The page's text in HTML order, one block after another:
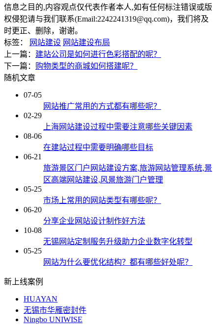
信息之目的,内容观点仅代表作者本人,如有任何标注错误或版
权侵犯请与我们联系(Email:2242241319@qq.com)，我们将及
时更正、删除，谢谢。
标签：
网站建设 网站建设布局
上一篇： 建站公司是如何进行色彩搭配的呢？
下一篇： 购物类型的商城如何搭建呢？
随机文章
07-05
网站推广常用的方式都有哪些呢？
02-29
上海网站建设过程中需要注意哪些关键因素
08-06
在建站过程中需要明确哪些目标
06-21
旅游景区门户网站建设方案,旅游网站管理系统,景
区高端网站建设,风景旅游门户管理
05-25
市场上常用的网站类型有哪些呢？
06-20
分享企业网站设计制作好方法
10-08
无锡网站定制服务升级助力企业数字化转型
05-25
网站为什么要优化结构？都有哪些好处呢？
新上线案例
HUAYAN
无锡市华雁密封件
Ningbo UNIWISE